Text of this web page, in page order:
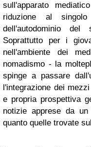
sull'apparato
riduzione al
dell'autodominio del
Soprattutto per i
nell'ambiente dei
nomadismo - la
spinge a passare
l'integrazione dei
e propria prospettiva
notizie apprese da
quanto quelle trovate